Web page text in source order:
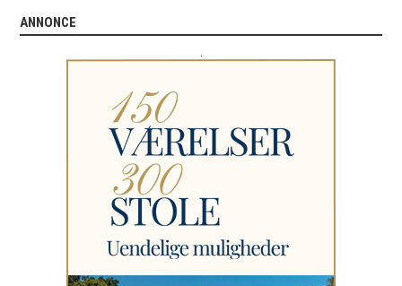
ANNONCE